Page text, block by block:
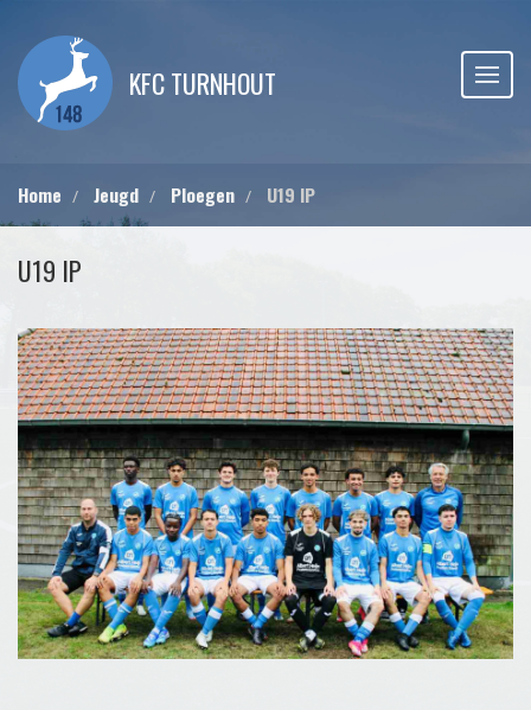
KFC TURNHOUT
Home Jeugd Ploegen U19 IP
U19 IP